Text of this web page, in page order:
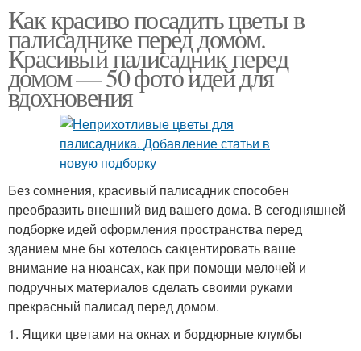
Как красиво посадить цветы в
палисаднике перед домом.
Красивый палисадник перед
домом — 50 фото идей для
вдохновения
Без сомнения, красивый палисадник способен
преобразить внешний вид вашего дома. В сегодняшней
подборке идей оформления пространства перед
зданием мне бы хотелось сакцентировать ваше
внимание на нюансах, как при помощи мелочей и
подручных материалов сделать своими руками
прекрасный палисад перед домом.
1. Ящики цветами на окнах и бордюрные клумбы